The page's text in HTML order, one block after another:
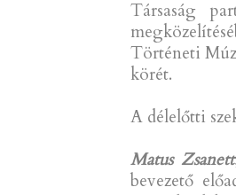
Társaság
Történeti
körét.
A délelőtti
Matus Zsanett
bevezető